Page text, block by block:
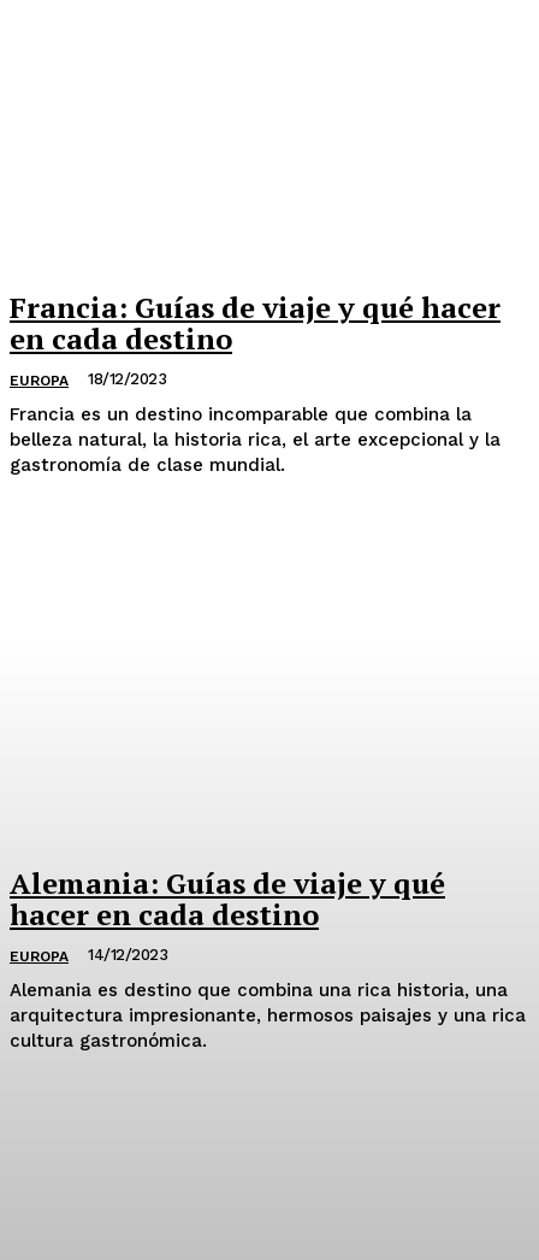
Francia: Guías de viaje y qué hacer
en cada destino
EUROPA 18/12/2023
Francia es un destino incomparable que combina la
belleza natural, la historia rica, el arte excepcional y la
gastronomía de clase mundial.
Alemania: Guías de viaje y qué
hacer en cada destino
EUROPA 14/12/2023
Alemania es destino que combina una rica historia, una
arquitectura impresionante, hermosos paisajes y una rica
cultura gastronómica.